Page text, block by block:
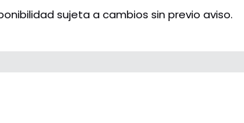
sujeta a cambios sin previo aviso.